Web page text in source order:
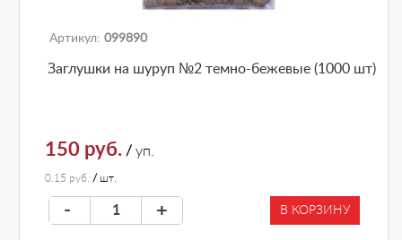
Артикул: 099890
Заглушки на шуруп №2 темно-бежевые (1000 шт)
150 руб. / уп.
0.15 руб. / шт.
- + В КОРЗИНУ